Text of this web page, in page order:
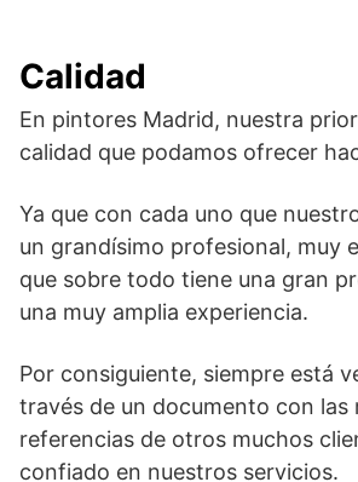
Calidad
En pintores Madrid, nuestra
calidad que podamos ofrecer
Ya que con cada uno que
un grandísimo profesional, muy
que sobre todo tiene una gran
una muy amplia experiencia.
Por consiguiente, siempre está
través de un documento con las
referencias de otros muchos
confiado en nuestros servicios.